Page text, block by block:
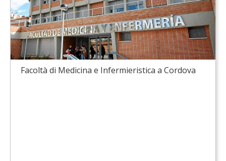
Facoltà di Medicina e Infermieristica a Cordova